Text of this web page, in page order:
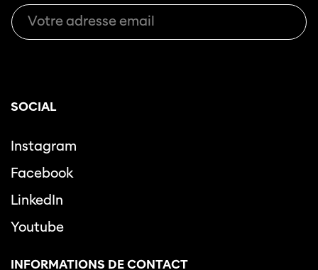
SOCIAL
Instagram
Facebook
LinkedIn
Youtube
INFORMATIONS DE CONTACT